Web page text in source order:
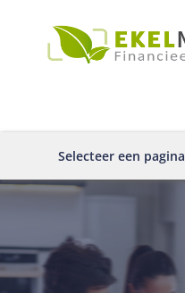
Selecteer een pagina